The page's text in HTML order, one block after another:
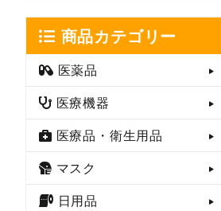
商品カテゴリー
医薬品
医療機器
医療品・衛生用品
マスク
日用品